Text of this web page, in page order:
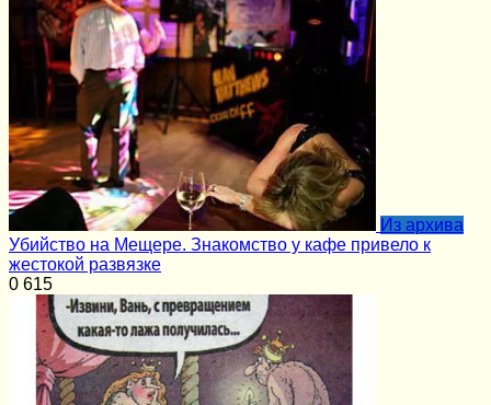
Из архива
Убийство на Мещере. Знакомство у кафе привело к
жестокой развязке
0 615